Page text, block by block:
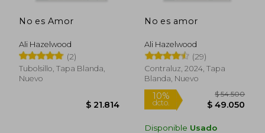
No es Amor
Ali Hazelwood
(2)
Tubolsillo, Tapa Blanda,
Nuevo
No es amor
Ali Hazelwood
(29)
Contraluz, 2024, Tapa
Blanda, Nuevo
Disponible Usado